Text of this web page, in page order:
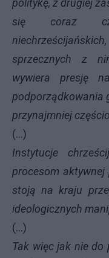
politykę, z drugiej
się coraz
sprzecznych z
wywiera presję
podporządkowania
przynajmniej
(...)
Instytucje
procesom
stoją na kraju
ideologicznych
(...)
Tak więc jak nie